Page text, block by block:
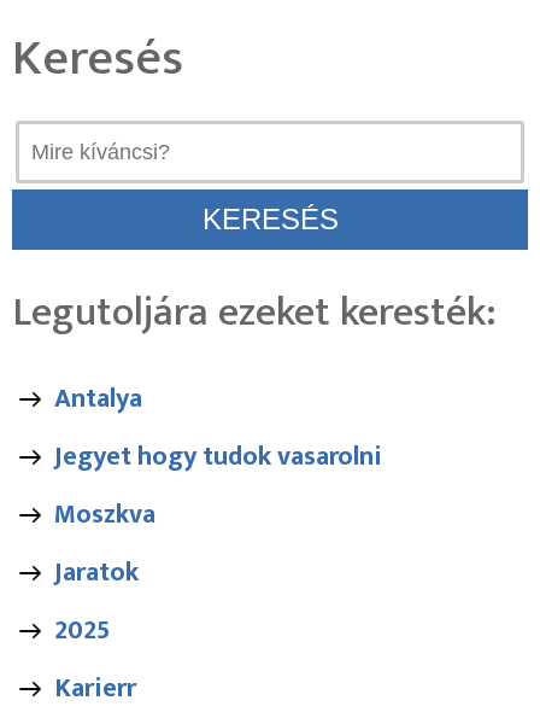
Keresés
Legutoljára ezeket keresték:
Antalya
Jegyet hogy tudok vasarolni
Moszkva
Jaratok
2025
Karierr